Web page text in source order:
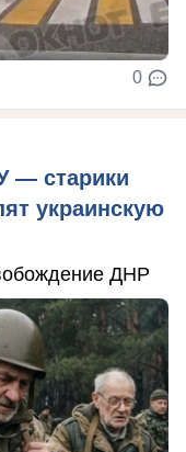
0
— старики
украинскую
ДНР